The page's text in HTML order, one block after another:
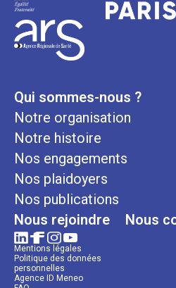
Qui sommes-nous ?
Notre organisation
Notre histoire
Nos engagements
Nos plaidoyers
Nos publications
Nous rejoindre Nous
Mentions légales
Politique des données
personnelles
Agence ID Meneo